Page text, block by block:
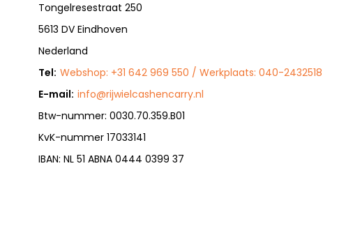
Tongelresestraat 250
5613 DV Eindhoven
Nederland
Tel: Webshop: +31 642 969 550 / Werkplaats: 040-2432518
E-mail: info@rijwielcashencarry.nl
Btw-nummer: 0030.70.359.B01
KvK-nummer 17033141
IBAN: NL 51 ABNA 0444 0399 37